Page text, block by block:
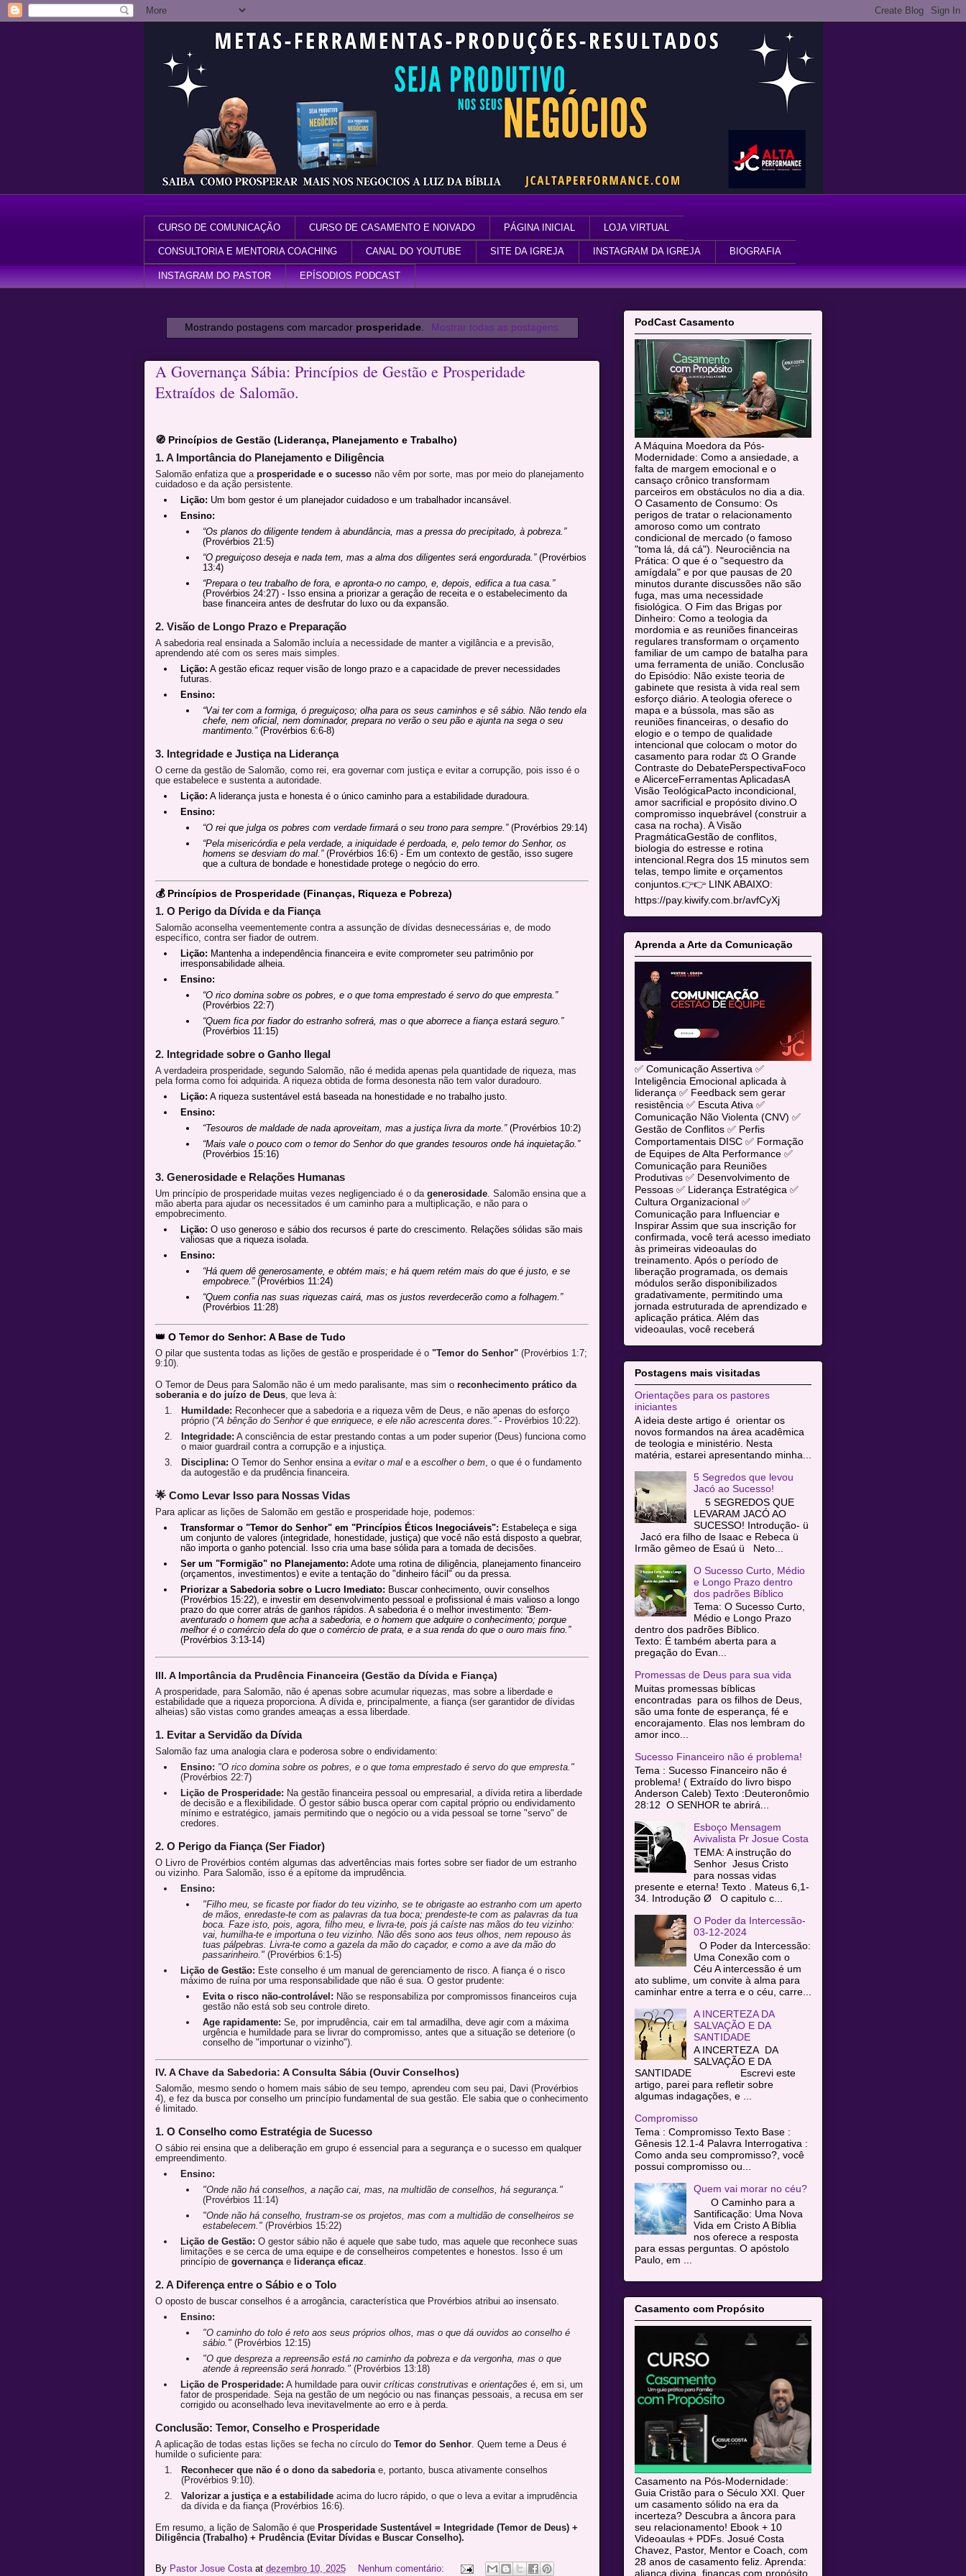
CURSO DE COMUNICAÇÃO CURSO DE CASAMENTO E NOIVADO PÁGINA INICIAL LOJA VIRTUAL
CONSULTORIA E MENTORIA COACHING CANAL DO YOUTUBE SITE DA IGREJA INSTAGRAM DA IGREJA BIOGRAFIA
INSTAGRAM DO PASTOR EPÍSODIOS PODCAST
Mostrando postagens com marcador prosperidade Mostrar todas as postagens
A Governança Sábia: Princípios de Gestão e Prosperidade
Extraídos de Salomão.
🧭 Princípios de Gestão (Liderança, Planejamento e Trabalho)
1. A Importância do Planejamento e Diligência
Salomão enfatiza que a prosperidade e o sucessonão vêm por sorte, mas por meio do planejamento
cuidadoso e da ação persistente.
Lição: Um bom gestor é um planejador cuidadoso e um trabalhador incansável.
Ensino:
“Os planos do diligente tendem à abundância, mas a pressa do precipitado, à pobreza.”
(Provérbios 21:5)
“O preguiçoso deseja e nada tem, mas a alma dos diligentes será engordurada.”(Provérbios
13:4)
“Prepara o teu trabalho de fora, e apronta-o no campo, e, depois, edifica a tua casa.”
(Provérbios 24:27) - Isso ensina a priorizar a geração de receita e o estabelecimento da
base financeira antes de desfrutar do luxo ou da expansão.
2. Visão de Longo Prazo e Preparação
A sabedoria real ensinada a Salomão incluía a necessidade de manter a vigilância e a previsão,
aprendendo até com os seres mais simples.
Lição: A gestão eficaz requer visão de longo prazo e a capacidade de prever necessidades
futuras.
Ensino:
“Vai ter com a formiga, ó preguiçoso; olha para os seus caminhos e sê sábio. Não tendo ela
chefe, nem oficial, nem dominador, prepara no verão o seu pão e ajunta na sega o seu
mantimento.”(Provérbios 6:6-8)
3. Integridade e Justiça na Liderança
O cerne da gestão de Salomão, como rei, era governar com justiça e evitar a corrupção, pois isso é o
que estabelece e sustenta a autoridade.
Lição: A liderança justa e honesta é o único caminho para a estabilidade duradoura.
Ensino:
“O rei que julga os pobres com verdade firmará o seu trono para sempre.”(Provérbios 29:14)
“Pela misericórdia e pela verdade, a iniquidade é perdoada, e, pelo temor do Senhor, os
homens se desviam do mal.”(Provérbios 16:6) - Em um contexto de gestão, isso sugere
que a cultura de bondade e honestidade protege o negócio do erro.
💰 Princípios de Prosperidade (Finanças, Riqueza e Pobreza)
1. O Perigo da Dívida e da Fiança
Salomão aconselha veementemente contra a assunção de dívidas desnecessárias e, de modo
específico, contra ser fiador de outrem.
Lição: Mantenha a independência financeira e evite comprometer seu patrimônio por
irresponsabilidade alheia.
Ensino:
“O rico domina sobre os pobres, e o que toma emprestado é servo do que empresta.”
(Provérbios 22:7)
“Quem fica por fiador do estranho sofrerá, mas o que aborrece a fiança estará seguro.”
(Provérbios 11:15)
2. Integridade sobre o Ganho Ilegal
A verdadeira prosperidade, segundo Salomão, não é medida apenas pela quantidade de riqueza, mas
pela forma como foi adquirida. A riqueza obtida de forma desonesta não tem valor duradouro.
Lição: A riqueza sustentável está baseada na honestidade e no trabalho justo.
Ensino:
“Tesouros de maldade de nada aproveitam, mas a justiça livra da morte.”(Provérbios 10:2)
“Mais vale o pouco com o temor do Senhor do que grandes tesouros onde há inquietação.”
(Provérbios 15:16)
3. Generosidade e Relações Humanas
Um princípio de prosperidade muitas vezes negligenciado é o da generosidade. Salomão ensina que a
mão aberta para ajudar os necessitados é um caminho para a multiplicação, e não para o
empobrecimento.
Lição: O uso generoso e sábio dos recursos é parte do crescimento. Relações sólidas são mais
valiosas que a riqueza isolada.
Ensino:
“Há quem dê generosamente, e obtém mais; e há quem retém mais do que é justo, e se
empobrece.”(Provérbios 11:24)
“Quem confia nas suas riquezas cairá, mas os justos reverdecerão como a folhagem.”
(Provérbios 11:28)
👑 O Temor do Senhor: A Base de Tudo
O pilar que sustenta todas as lições de gestão e prosperidade é o "Temor do Senhor"(Provérbios 1:7;
9:10).
O Temor de Deus para Salomão não é um medo paralisante, mas sim o reconhecimento prático da
soberania e do juízo de Deus, que leva à:
Humildade: Reconhecer que a sabedoria e a riqueza vêm de Deus, e não apenas do esforço
próprio (“A bênção do Senhor é que enriquece, e ele não acrescenta dores.”- Provérbios 10:22).
Integridade: A consciência de estar prestando contas a um poder superior (Deus) funciona como
o maior guardrail contra a corrupção e a injustiça.
Disciplina: O Temor do Senhor ensina a evitar o male a escolher o bem, o que é o fundamento
da autogestão e da prudência financeira.
🌟 Como Levar Isso para Nossas Vidas
Para aplicar as lições de Salomão em gestão e prosperidade hoje, podemos:
Transformar o "Temor do Senhor" em "Princípios Éticos Inegociáveis": Estabeleça e siga
um conjunto de valores (integridade, honestidade, justiça) que você não está disposto a quebrar,
não importa o ganho potencial. Isso cria uma base sólida para a tomada de decisões.
Ser um "Formigão" no Planejamento: Adote uma rotina de diligência, planejamento financeiro
(orçamentos, investimentos) e evite a tentação do "dinheiro fácil" ou da pressa.
Priorizar a Sabedoria sobre o Lucro Imediato: Buscar conhecimento, ouvir conselhos
(Provérbios 15:22), e investir em desenvolvimento pessoal e profissional é mais valioso a longo
prazo do que correr atrás de ganhos rápidos. A sabedoria é o melhor investimento: “Bem-
aventurado o homem que acha a sabedoria, e o homem que adquire o conhecimento; porque
melhor é o comércio dela do que o comércio de prata, e a sua renda do que o ouro mais fino.”
(Provérbios 3:13-14)
III. A Importância da Prudência Financeira (Gestão da Dívida e Fiança)
A prosperidade, para Salomão, não é apenas sobre acumular riquezas, mas sobre a liberdade e
estabilidade que a riqueza proporciona. A dívida e, principalmente, a fiança (ser garantidor de dívidas
alheias) são vistas como grandes ameaças a essa liberdade.
1. Evitar a Servidão da Dívida
Salomão faz uma analogia clara e poderosa sobre o endividamento:
Ensino: "O rico domina sobre os pobres, e o que toma emprestado é servo do que empresta."
(Provérbios 22:7)
Lição de Prosperidade: Na gestão financeira pessoal ou empresarial, a dívida retira a liberdade
de decisão e a flexibilidade. O gestor sábio busca operar com capital próprio ou endividamento
mínimo e estratégico, jamais permitindo que o negócio ou a vida pessoal se torne "servo" de
credores.
2. O Perigo da Fiança (Ser Fiador)
O Livro de Provérbios contém algumas das advertências mais fortes sobre ser fiador de um estranho
ou vizinho. Para Salomão, isso é a epítome da imprudência.
Ensino:
"Filho meu, se ficaste por fiador do teu vizinho, se te obrigaste ao estranho com um aperto
de mãos, enredaste-te com as palavras da tua boca; prendeste-te com as palavras da tua
boca. Faze isto, pois, agora, filho meu, e livra-te, pois já caíste nas mãos do teu vizinho:
vai, humilha-te e importuna o teu vizinho. Não dês sono aos teus olhos, nem repouso às
tuas pálpebras. Livra-te como a gazela da mão do caçador, e como a ave da mão do
passarinheiro."(Provérbios 6:1-5)
Lição de Gestão: Este conselho é um manual de gerenciamento de risco. A fiança é o risco
máximo de ruína por uma responsabilidade que não é sua. O gestor prudente:
Evita o risco não-controlável: Não se responsabiliza por compromissos financeiros cuja
gestão não está sob seu controle direto.
Age rapidamente: Se, por imprudência, cair em tal armadilha, deve agir com a máxima
urgência e humildade para se livrar do compromisso, antes que a situação se deteriore (o
conselho de "importunar o vizinho").
IV. A Chave da Sabedoria: A Consulta Sábia (Ouvir Conselhos)
Salomão, mesmo sendo o homem mais sábio de seu tempo, aprendeu com seu pai, Davi (Provérbios
4), e fez da busca por conselho um princípio fundamental de sua gestão. Ele sabia que o conhecimento
é limitado.
1. O Conselho como Estratégia de Sucesso
O sábio rei ensina que a deliberação em grupo é essencial para a segurança e o sucesso em qualquer
empreendimento.
Ensino:
"Onde não há conselhos, a nação cai, mas, na multidão de conselhos, há segurança."
(Provérbios 11:14)
"Onde não há conselho, frustram-se os projetos, mas com a multidão de conselheiros se
estabelecem."(Provérbios 15:22)
Lição de Gestão: O gestor sábio não é aquele que sabe tudo, mas aquele que reconhece suas
limitações e se cerca de uma equipe e de conselheiros competentes e honestos. Isso é um
princípio de governançae liderança eficaz.
2. A Diferença entre o Sábio e o Tolo
O oposto de buscar conselhos é a arrogância, característica que Provérbios atribui ao insensato.
Ensino:
"O caminho do tolo é reto aos seus próprios olhos, mas o que dá ouvidos ao conselho é
sábio."(Provérbios 12:15)
"O que despreza a repreensão está no caminho da pobreza e da vergonha, mas o que
atende à repreensão será honrado."(Provérbios 13:18)
Lição de Prosperidade: A humildade para ouvir críticas construtivas e orientações é, em si, um
fator de prosperidade. Seja na gestão de um negócio ou nas finanças pessoais, a recusa em ser
corrigido ou aconselhado leva inevitavelmente ao erro e à perda.
Conclusão: Temor, Conselho e Prosperidade
A aplicação de todas estas lições se fecha no círculo do Temor do Senhor. Quem teme a Deus é
humilde o suficiente para:
Reconhecer que não é o dono da sabedoriae, portanto, busca ativamente conselhos
(Provérbios 9:10).
Valorizar a justiça e a estabilidadeacima do lucro rápido, o que o leva a evitar a imprudência
da dívida e da fiança (Provérbios 16:6).
Em resumo, a lição de Salomão é que Prosperidade Sustentável = Integridade (Temor de Deus) +
Diligência (Trabalho) + Prudência (Evitar Dívidas e Buscar Conselho).
By Pastor Josue Costa at dezembro 10, 2025 Nenhum comentário:
PodCast Casamento
A Máquina Moedora da Pós-
Modernidade: Como a ansiedade, a
falta de margem emocional e o
cansaço crônico transformam
parceiros em obstáculos no dia a dia.
O Casamento de Consumo: Os
perigos de tratar o relacionamento
amoroso como um contrato
condicional de mercado (o famoso
"toma lá, dá cá"). Neurociência na
Prática: O que é o "sequestro da
amígdala" e por que pausas de 20
minutos durante discussões não são
fuga, mas uma necessidade
fisiológica. O Fim das Brigas por
Dinheiro: Como a teologia da
mordomia e as reuniões financeiras
regulares transformam o orçamento
familiar de um campo de batalha para
uma ferramenta de união. Conclusão
do Episódio: Não existe teoria de
gabinete que resista à vida real sem
esforço diário. A teologia oferece o
mapa e a bússola, mas são as
reuniões financeiras, o desafio do
elogio e o tempo de qualidade
intencional que colocam o motor do
casamento para rodar ⚖️ O Grande
Contraste do DebatePerspectivaFoco
e AlicerceFerramentas AplicadasA
Visão TeológicaPacto incondicional,
amor sacrificial e propósito divino.O
compromisso inquebrável (construir a
casa na rocha). A Visão
PragmáticaGestão de conflitos,
biologia do estresse e rotina
intencional.Regra dos 15 minutos sem
telas, tempo limite e orçamentos
conjuntos.👉👉 LINK ABAIXO:
https://pay.kiwify.com.br/avfCyXj
Aprenda a Arte da Comunicação
✅ Comunicação Assertiva ✅
Inteligência Emocional aplicada à
liderança ✅ Feedback sem gerar
resistência ✅ Escuta Ativa ✅
Comunicação Não Violenta (CNV) ✅
Gestão de Conflitos ✅ Perfis
Comportamentais DISC ✅ Formação
de Equipes de Alta Performance ✅
Comunicação para Reuniões
Produtivas ✅ Desenvolvimento de
Pessoas ✅ Liderança Estratégica ✅
Cultura Organizacional ✅
Comunicação para Influenciar e
Inspirar Assim que sua inscrição for
confirmada, você terá acesso imediato
às primeiras videoaulas do
treinamento. Após o período de
liberação programada, os demais
módulos serão disponibilizados
gradativamente, permitindo uma
jornada estruturada de aprendizado e
aplicação prática. Além das
videoaulas, você receberá
Postagens mais visitadas
Orientações para os pastores
iniciantes
A ideia deste artigo é orientar os
novos formandos na área acadêmica
de teologia e ministério. Nesta
matéria, estarei apresentando minha...
5 Segredos que levou
Jacó ao Sucesso!
5 SEGREDOS QUE
LEVARAM JACÓ AO
SUCESSO! Introdução- ü
Jacó era filho de Isaac e Rebeca ü
Irmão gêmeo de Esaú ü Neto...
O Sucesso Curto, Médio
e Longo Prazo dentro
dos padrões Bíblico
Tema: O Sucesso Curto,
Médio e Longo Prazo
dentro dos padrões Bíblico.
Texto: É também aberta para a
pregação do Evan...
Promessas de Deus para sua vida
Muitas promessas bíblicas
encontradas para os filhos de Deus,
são uma fonte de esperança, fé e
encorajamento. Elas nos lembram do
amor inco...
Sucesso Financeiro não é problema!
Tema : Sucesso Financeiro não é
problema! ( Extraído do livro bispo
Anderson Caleb) Texto :Deuteronômio
28:12 O SENHOR te abrirá...
Esboço Mensagem
Avivalista Pr Josue Costa
TEMA: A instrução do
Senhor Jesus Cristo
para nossas vidas
presente e eterna! Texto . Mateus 6,1-
34. Introdução Ø O capitulo c...
O Poder da Intercessão-
03-12-2024
O Poder da Intercessão:
Uma Conexão com o
Céu A intercessão é um
ato sublime, um convite à alma para
caminhar entre a terra e o céu, carre...
A INCERTEZA DA
SALVAÇÃO E DA
SANTIDADE
A INCERTEZA DA
SALVAÇÃO E DA
SANTIDADE Escrevi este
artigo, parei para refletir sobre
algumas indagações, e ...
Compromisso
Tema : Compromisso Texto Base :
Gênesis 12.1-4 Palavra Interrogativa :
Como anda seu compromisso?, você
possui compromisso ou...
Quem vai morar no céu?
O Caminho para a
Santificação: Uma Nova
Vida em Cristo A Bíblia
nos oferece a resposta
para essas perguntas. O apóstolo
Paulo, em ...
Casamento com Propósito
Casamento na Pós-Modernidade:
Guia Cristão para o Século XXI. Quer
um casamento sólido na era da
incerteza? Descubra a âncora para
seu relacionamento! Ebook + 10
Videoaulas + PDFs. Josué Costa
Chavez, Pastor, Mentor e Coach, com
28 anos de casamento feliz. Aprenda:
aliança divina, finanças com propósito,